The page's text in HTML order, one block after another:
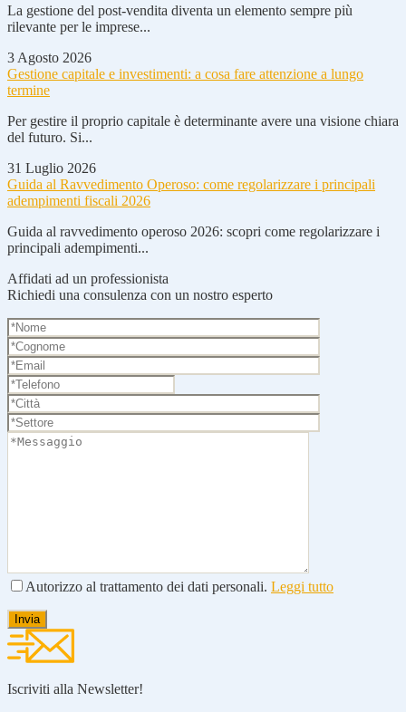
La gestione del post-vendita diventa un elemento sempre più
rilevante per le imprese...
3 Agosto 2026
Gestione capitale e investimenti: a cosa fare attenzione a lungo
termine
Per gestire il proprio capitale è determinante avere una visione chiara
del futuro. Si...
31 Luglio 2026
Guida al Ravvedimento Operoso: come regolarizzare i principali
adempimenti fiscali 2026
Guida al ravvedimento operoso 2026: scopri come regolarizzare i
principali adempimenti...
Affidati ad un professionista
Richiedi una consulenza con un nostro esperto
Autorizzo al trattamento dei dati personali. Leggi tutto
Iscriviti alla Newsletter!